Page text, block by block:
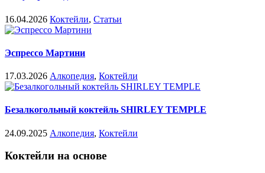
16.04.2026 Коктейли, Статьи
Эспрессо Мартини
17.03.2026 Алкопедия, Коктейли
Безалкогольный коктейль SHIRLEY TEMPLE
24.09.2025 Алкопедия, Коктейли
Коктейли на основе